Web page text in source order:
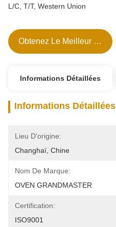
L/C, T/T, Western Union
Obtenez Le Meilleur Prix
Informations Détaillées
Informations Détaillées
Lieu D'origine:
Changhaï, Chine
Nom De Marque:
OVEN GRANDMASTER
Certification:
ISO9001